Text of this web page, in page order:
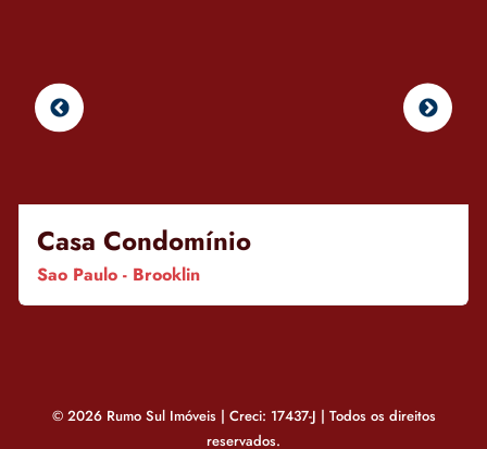
Casa Condomínio
Sao Paulo - Brooklin
© 2026 Rumo Sul Imóveis | Creci: 17437-J | Todos os direitos
reservados.